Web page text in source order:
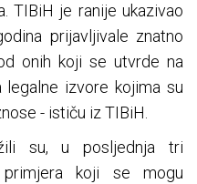
TIBiH je ranije ukazivao
prijavljivale znatno
onih koji se utvrde na
izvore kojima su
- ističu iz TIBiH.
su, u posljednja tri
koji se mogu